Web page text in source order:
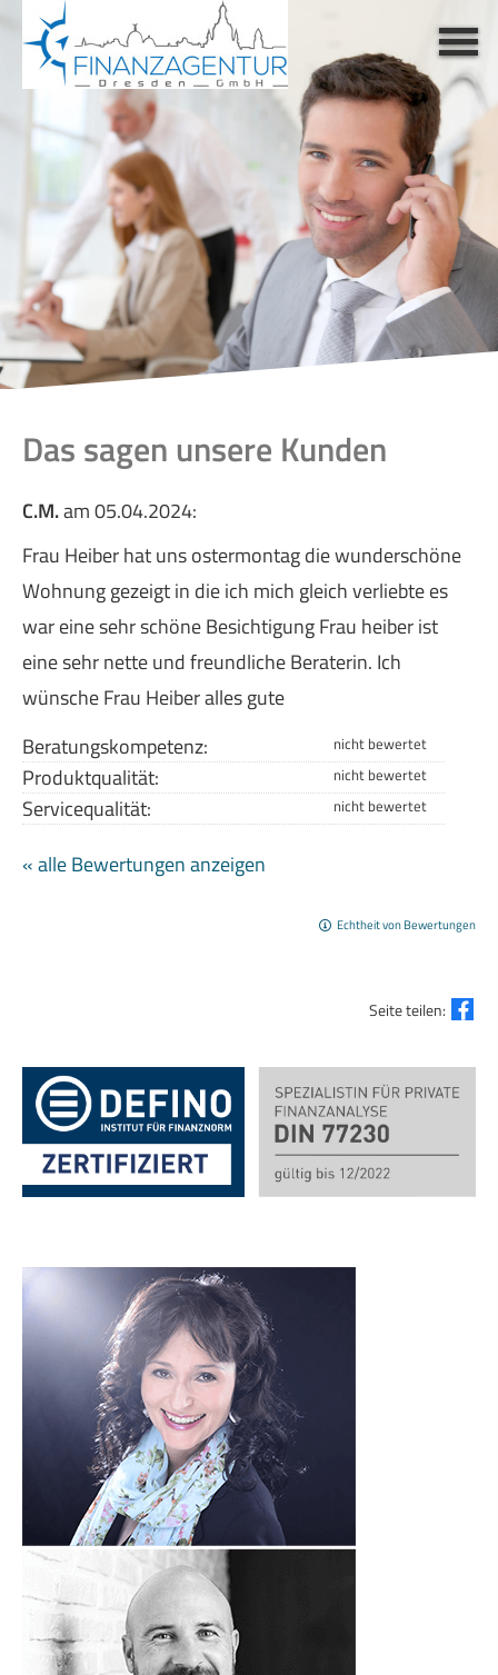
Das sagen unsere Kunden
C.M.am 05.04.2024:
Frau Heiber hat uns ostermontag die wunderschöne
Wohnung gezeigt in die ich mich gleich verliebte es
war eine sehr schöne Besichtigung Frau heiber ist
eine sehr nette und freundliche Beraterin. Ich
wünsche Frau Heiber alles gute
Beratungskompetenz:
Produktqualität:
Servicequalität:
« alle Bewertungen anzeigen
Echtheit von Bewertungen
Seite teilen: